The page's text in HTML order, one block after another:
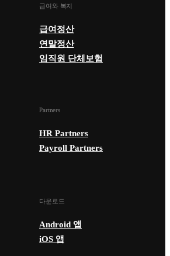
급여와 복지
급여정산
연말정산
임직원 단체보험
Partners
HR Partners
Payroll Partners
다운로드
Android 앱
iOS 앱